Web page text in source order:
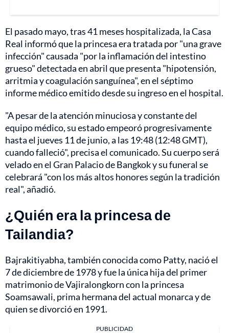
El pasado mayo, tras 41 meses hospitalizada, la Casa
Real informó que la princesa era tratada por "una grave
infección" causada "por la inflamación del intestino
grueso" detectada en abril que presenta "hipotensión,
arritmia y coagulación sanguínea", en el séptimo
informe médico emitido desde su ingreso en el hospital.
"A pesar de la atención minuciosa y constante del
equipo médico, su estado empeoró progresivamente
hasta el jueves 11 de junio, a las 19:48 (12:48 GMT),
cuando falleció", precisa el comunicado. Su cuerpo será
velado en el Gran Palacio de Bangkok y su funeral se
celebrará "con los más altos honores según la tradición
real", añadió.
¿Quién era la princesa de
Tailandia?
Bajrakitiyabha, también conocida como Patty, nació el
7 de diciembre de 1978 y fue la única hija del primer
matrimonio de Vajiralongkorn con la princesa
Soamsawali, prima hermana del actual monarca y de
quien se divorció en 1991.
PUBLICIDAD